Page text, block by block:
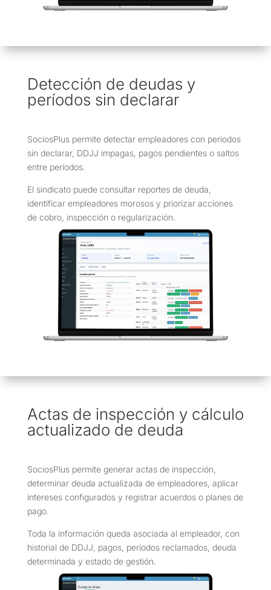
Detección de deudas y
períodos sin declarar
SociosPlus permite detectar empleadores con períodos
sin declarar, DDJJ impagas, pagos pendientes o saltos
entre períodos.
El sindicato puede consultar reportes de deuda,
identificar empleadores morosos y priorizar acciones
de cobro, inspección o regularización.
Actas de inspección y cálculo
actualizado de deuda
SociosPlus permite generar actas de inspección,
determinar deuda actualizada de empleadores, aplicar
intereses configurados y registrar acuerdos o planes de
pago.
Toda la información queda asociada al empleador, con
historial de DDJJ, pagos, períodos reclamados, deuda
determinada y estado de gestión.